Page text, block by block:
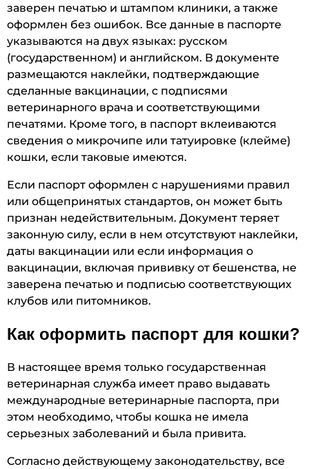
заверен печатью и штампом клиники, а также
оформлен без ошибок. Все данные в паспорте
указываются на двух языках: русском
(государственном) и английском. В документе
размещаются наклейки, подтверждающие
сделанные вакцинации, с подписями
ветеринарного врача и соответствующими
печатями. Кроме того, в паспорт вклеиваются
сведения о микрочипе или татуировке (клейме)
кошки, если таковые имеются.
Если паспорт оформлен с нарушениями правил
или общепринятых стандартов, он может быть
признан недействительным. Документ теряет
законную силу, если в нем отсутствуют наклейки,
даты вакцинации или если информация о
вакцинации, включая прививку от бешенства, не
заверена печатью и подписью соответствующих
клубов или питомников.
Как оформить паспорт для кошки?
В настоящее время только государственная
ветеринарная служба имеет право выдавать
международные ветеринарные паспорта, при
этом необходимо, чтобы кошка не имела
серьезных заболеваний и была привита.
Согласно действующему законодательству, все